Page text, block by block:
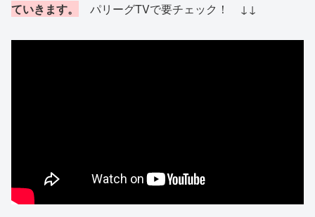
ていきます。
パリーグTVで要チェック！ ↓↓